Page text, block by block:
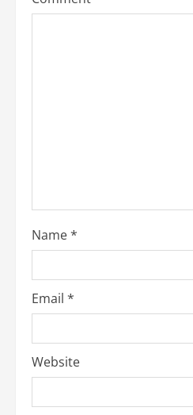
a
i
o
n
Name*
Email *
Website